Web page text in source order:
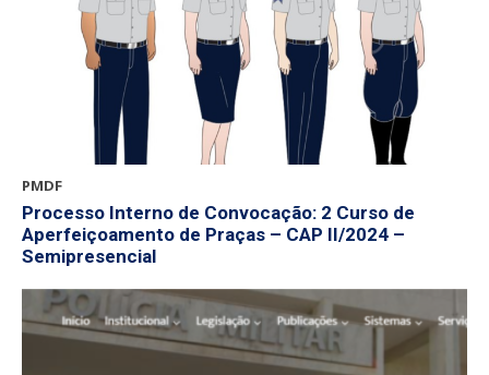
PMDF
Processo Interno de Convocação: 2 Curso de
Aperfeiçoamento de Praças – CAP II/2024 –
Semipresencial